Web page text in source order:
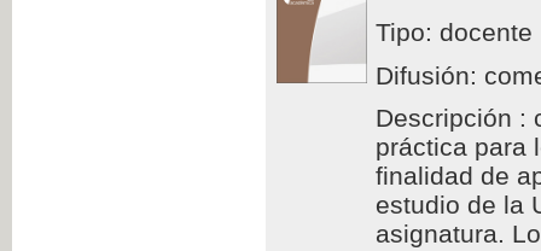
Tipo: docente
Difusión:
Descripción :
práctica para
finalidad de
estudio de la
asignatura.